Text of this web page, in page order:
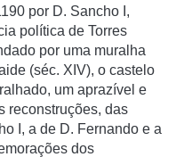
por D. Sancho I,
política de Torres
por uma muralha
(séc. XIV), o castelo
um aprazível e
reconstruções, das
I, a de D. Fernando e a
dos